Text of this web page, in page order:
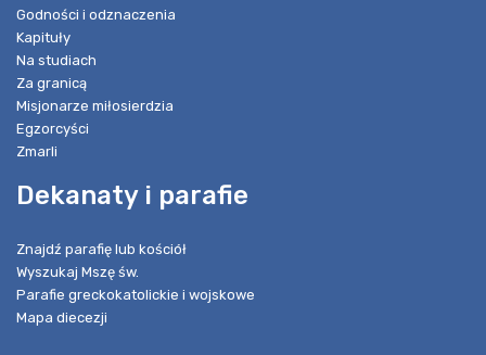
Godności i odznaczenia
Kapituły
Na studiach
Za granicą
Misjonarze miłosierdzia
Egzorcyści
Zmarli
Dekanaty i parafie
Znajdź parafię lub kościół
Wyszukaj Mszę św.
Parafie greckokatolickie i wojskowe
Mapa diecezji